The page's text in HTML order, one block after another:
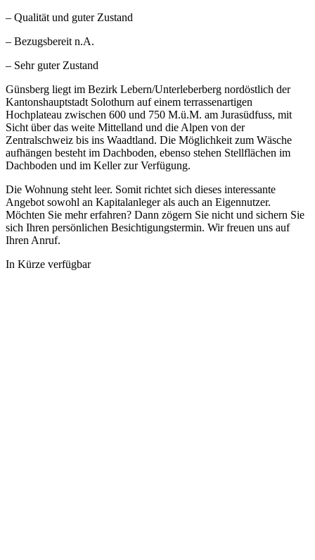
– Qualität und guter Zustand
– Bezugsbereit n.A.
– Sehr guter Zustand
Günsberg liegt im Bezirk Lebern/Unterleberberg nordöstlich der
Kantonshauptstadt Solothurn auf einem terrassenartigen
Hochplateau zwischen 600 und 750 M.ü.M. am Jurasüdfuss, mit
Sicht über das weite Mittelland und die Alpen von der
Zentralschweiz bis ins Waadtland. Die Möglichkeit zum Wäsche
aufhängen besteht im Dachboden, ebenso stehen Stellflächen im
Dachboden und im Keller zur Verfügung.
Die Wohnung steht leer. Somit richtet sich dieses interessante
Angebot sowohl an Kapitalanleger als auch an Eigennutzer.
Möchten Sie mehr erfahren? Dann zögern Sie nicht und sichern Sie
sich Ihren persönlichen Besichtigungstermin. Wir freuen uns auf
Ihren Anruf.
In Kürze verfügbar